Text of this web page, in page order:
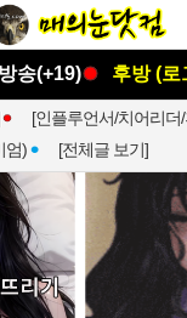
송(+19) 후방 (로
[인플루언서/치어리더
엄)
[전체글 보기]